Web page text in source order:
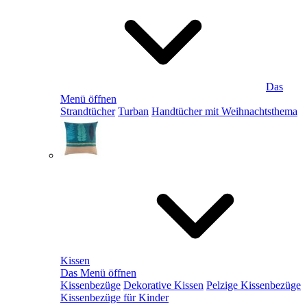
Das
Menü öffnen
Strandtücher Turban Handtücher mit Weihnachtsthema
Kissen
Das Menü öffnen
Kissenbezüge Dekorative Kissen Pelzige Kissenbezüge
Kissenbezüge für Kinder